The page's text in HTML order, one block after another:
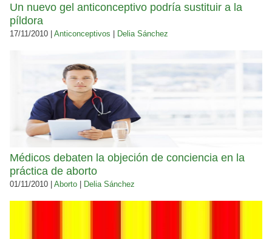
Un nuevo gel anticonceptivo podría sustituir a la
píldora
17/11/2010 | Anticonceptivos Delia Sánchez
Médicos debaten la objeción de conciencia en la
práctica de aborto
01/11/2010 | Aborto Delia Sánchez